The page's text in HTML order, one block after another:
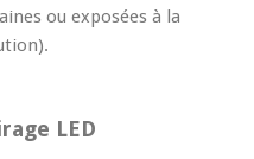
ou exposées à la
LED